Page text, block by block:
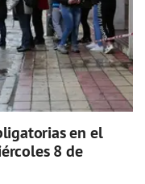
en el
8 de